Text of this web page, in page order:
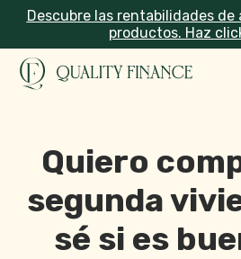
Descubre las rentabilidades
productos. Haz
Quiero
segunda
sé si es